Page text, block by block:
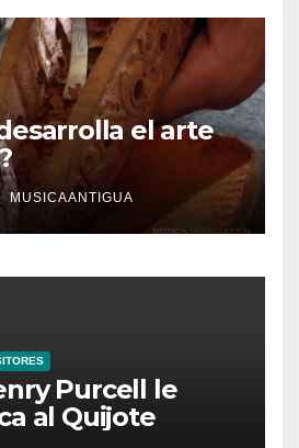
el arte
MUSICAANTIGUA
Purcell le
al Quijote